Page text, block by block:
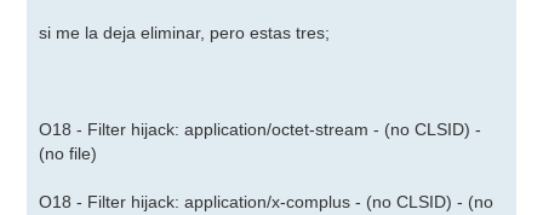
si me la deja eliminar, pero estas tres;
O18 - Filter hijack: application/octet-stream - (no CLSID) -
(no file)
O18 - Filter hijack: application/x-complus - (no CLSID) - (no